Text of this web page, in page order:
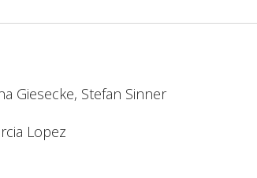
Giesecke, Stefan Sinner
Lopez